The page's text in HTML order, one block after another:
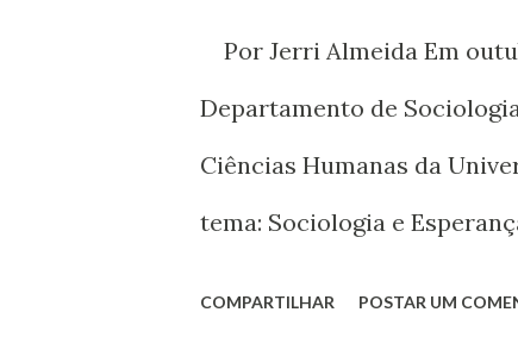
Por Jerri Almeida Em
Departamento de
Ciências Humanas da
tema: Sociologia e
COMPARTILHAR POSTAR UM